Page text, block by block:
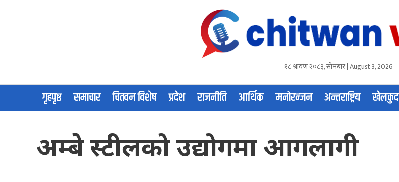
१८ श्रावण २०८३, सोमबार | August 3, 2026
गृहपृष्ठ समाचार चितवन विशेष प्रदेश राजनीति आर्थिक मनोरन्जन अन्तराष्ट्रिय खेलकुद
अम्बे स्टीलको उद्योगमा आगलागी